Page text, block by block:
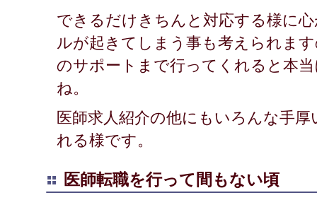
できるだけきちんと対応する様に
ルが起きてしまう事も考えられま
のサポートまで行ってくれると本
ね。
医師求人紹介の他にもいろんな手
れる様です。
医師転職を行って間もない頃